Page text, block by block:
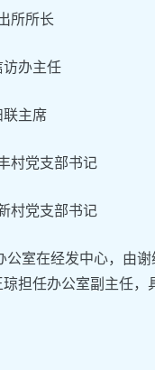
所所长
办主任
主席
村党支部书记
村党支部书记
公室在经发中心，由
担任办公室副主任，